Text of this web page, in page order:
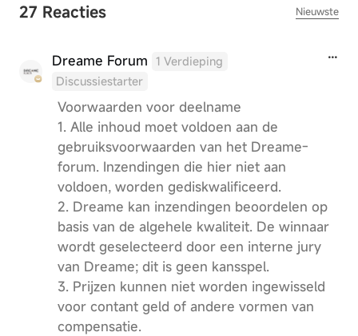
27 Reacties Nieuwste
Dreame Forum
1 Verdieping
Discussiestarter
Voorwaarden voor deelname
1. Alle inhoud moet voldoen aan de
gebruiksvoorwaarden van het Dreame-
forum. Inzendingen die hier niet aan
voldoen, worden gediskwalificeerd.
2. Dreame kan inzendingen beoordelen op
basis van de algehele kwaliteit. De winnaar
wordt geselecteerd door een interne jury
van Dreame; dit is geen kansspel.
3. Prijzen kunnen niet worden ingewisseld
voor contant geld of andere vormen van
compensatie.